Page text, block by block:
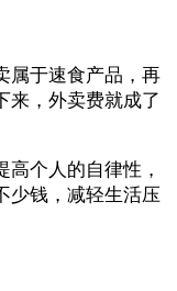
属于速食产品，再
来，外卖费就成了
个人的自律性，
少钱，减轻生活压